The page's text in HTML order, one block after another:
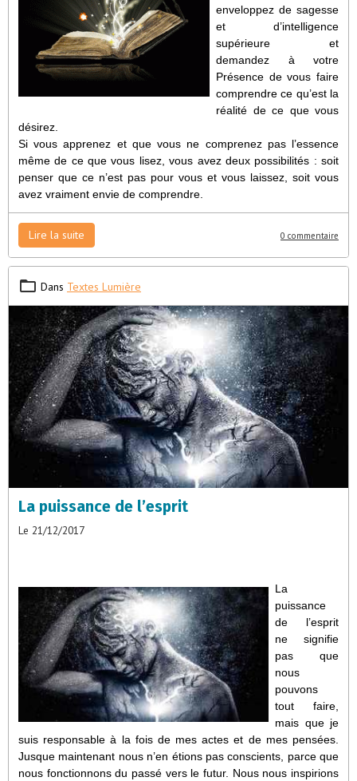
enveloppez de sagesse
et d’intelligence
supérieure et
demandez à votre
Présence de vous faire
comprendre ce qu’est la
réalité de ce que vous
désirez.
Si vous apprenez et que vous ne comprenez pas l’essence
même de ce que vous lisez, vous avez deux possibilités : soit
penser que ce n’est pas pour vous et vous laissez, soit vous
avez vraiment envie de comprendre.
Lire la suite 0 commentaire
Dans Textes Lumière
La puissance de l’esprit
Le 21/12/2017
La
puissance
de l’esprit
ne signifie
pas que
nous
pouvons
tout faire,
mais que je
suis responsable à la fois de mes actes et de mes pensées.
Jusque maintenant nous n’en étions pas conscients, parce que
nous fonctionnons du passé vers le futur. Nous nous inspirions